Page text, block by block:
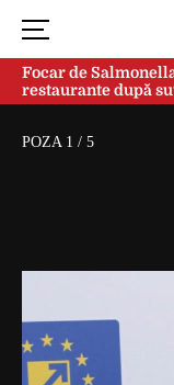
Focar de
restaurante după
POZA 1 / 5